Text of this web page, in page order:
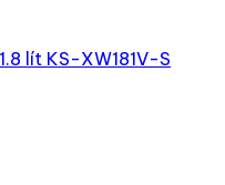
lít KS-XW181V-S